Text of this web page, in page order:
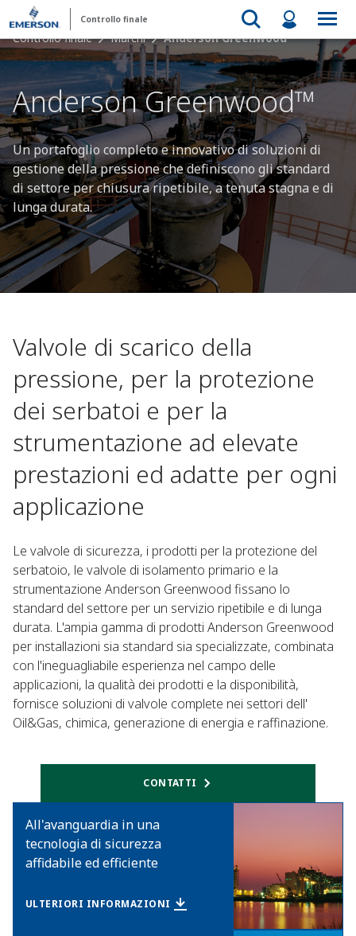
Controllo finale
Controllo finale Marchi Anderson Greenwood
Anderson Greenwood™
Un portafoglio completo e innovativo di soluzioni di
gestione della pressione che definiscono gli standard
di settore per chiusura ripetibile, a tenuta stagna e di
lunga durata.
Valvole di scarico della
pressione, per la protezione
dei serbatoi e per la
strumentazione ad elevate
prestazioni ed adatte per ogni
applicazione
Le valvole di sicurezza, i prodotti per la protezione del
serbatoio, le valvole di isolamento primario e la
strumentazione Anderson Greenwood fissano lo
standard del settore per un servizio ripetibile e di lunga
durata. L'ampia gamma di prodotti Anderson Greenwood
per installazioni sia standard sia specializzate, combinata
con l'ineguagliabile esperienza nel campo delle
applicazioni, la qualità dei prodotti e la disponibilità,
fornisce soluzioni di valvole complete nei settori dell'
Oil&Gas, chimica, generazione di energia e raffinazione.
CONTATTI
All'avanguardia in una
tecnologia di sicurezza
affidabile ed efficiente
ULTERIORI INFORMAZIONI